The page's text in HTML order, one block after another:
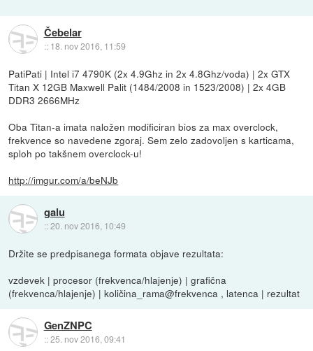
Čebelar
:: 18. nov 2016, 11:59
PatiPati | Intel i7 4790K (2x 4.9Ghz in 2x 4.8Ghz/voda) | 2x GTX
Titan X 12GB Maxwell Palit (1484/2008 in 1523/2008) | 2x 4GB
DDR3 2666MHz
Oba Titan-a imata naložen modificiran bios za max overclock,
frekvence so navedene zgoraj. Sem zelo zadovoljen s karticama,
sploh po takšnem overclock-u!
http://imgur.com/a/beNJb
galu
::20. nov 2016, 10:49
Držite se predpisanega formata objave rezultata:
vzdevek | procesor (frekvenca/hlajenje) | grafična
(frekvenca/hlajenje) | količina_rama@frekvenca , latenca | rezultat
GenZNPC
::25. nov 2016, 09:41